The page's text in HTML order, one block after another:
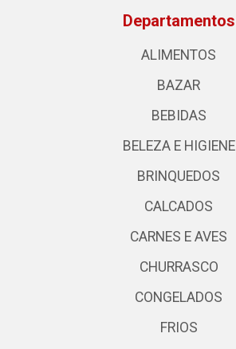
Departamentos
ALIMENTOS
BAZAR
BEBIDAS
BELEZA E HIGIENE
BRINQUEDOS
CALCADOS
CARNES E AVES
CHURRASCO
CONGELADOS
FRIOS